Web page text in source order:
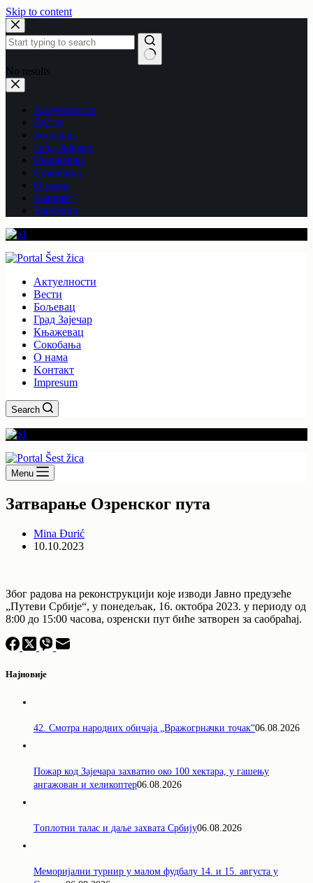
Skip to content
No results
Актуелности
Вести
Бољевац
Град Зајечар
Књажевац
Сокобања
O нама
Kонтакт
Impresum
Актуелности
Вести
Бољевац
Град Зајечар
Књажевац
Сокобања
O нама
Kонтакт
Impresum
Search
Menu
Затварање Озренског пута
Mina Đurić
10.10.2023
Због радова на реконструкцији које изводи Јавно предузеће
„Путеви Србије“, у понедељак, 16. октобра 2023. у периоду од
8:00 до 15:00 часова, озренски пут биће затворен за саобраћај.
Најновије
42. Смотра народних обичаја „Вражогрначки точак“06.08.2026
Пожар код Зајечара захватио око 100 хектара, у гашењу
ангажован и хеликоптер06.08.2026
Tоплотни талас и даље захвата Србију06.08.2026
Меморијални турнир у малом фудбалу 14. и 15. августа у